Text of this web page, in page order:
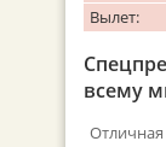
Вылет:
всему
Отличная